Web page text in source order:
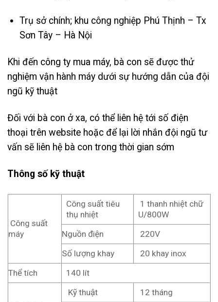
Trụ sở chính; khu công nghiệp Phú Thịnh – Tx
Sơn Tây – Hà Nội
Khi đến công ty mua máy, bà con sẽ được thử
nghiệm vận hành máy dưới sự hướng dẫn của đội
ngũ kỹ thuật
Đối với bà con ở xa, có thể liên hệ tới số điện
thoại trên website hoặc để lại lời nhắn đội ngũ tư
vấn sẽ liên hệ bà con trong thời gian sớm
Thông số kỹ thuật
Công suất
máy
Công suất tiêu
thụ nhiệt
1 thanh nhiệt chữ
U/800W
Nguồn điện
220V
Số lượng khay
20 khay inox
Thể tích
140 lít
Kỹ thuật 12 tháng